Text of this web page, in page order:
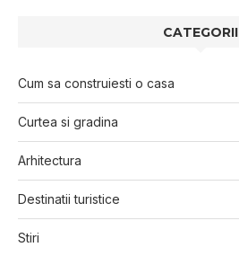
CATEGORII
Cum sa construiesti o casa
Curtea si gradina
Arhitectura
Destinatii turistice
Stiri